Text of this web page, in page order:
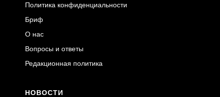
Политика конфиденциальности
Бриф
О нас
Вопросы и ответы
Редакционная политика
НОВОСТИ